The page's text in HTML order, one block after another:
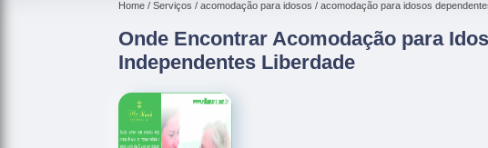
Home Serviços acomodação para idosos acomodação para idosos
Onde Encontrar Acomodação para
Independentes Liberdade